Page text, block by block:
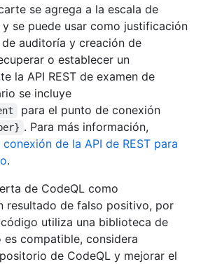
se agrega a la escala de
se puede usar como justificación
auditoría y creación de
o establecer un
la API REST de examen de
se incluye
para el punto de conexión
. Para más información,
de la API de REST para
.
de CodeQL como
resultado de falso positivo, por
utiliza una biblioteca de
es compatible, considera
de CodeQL y mejorar el